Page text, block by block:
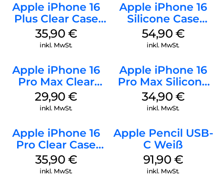
Apple iPhone 16
Plus Clear Case
MagSafe
Transparent
35,90 €
inkl. MwSt.
Apple iPhone 16
Silicone Case
MagSafe Black
54,90 €
inkl. MwSt.
Apple iPhone 16
Pro Max Clear
Case MagSafe
Transparent
29,90€
inkl. MwSt.
Apple iPhone 16
Pro Max Silicone
Case MagSafe
Denim
34,90 €
inkl. MwSt.
Apple iPhone 16
Pro Clear Case
MagSafe
Transparent
35,90 €
inkl. MwSt.
Apple Pencil USB-
C Weiß
91,90 €
inkl. MwSt.